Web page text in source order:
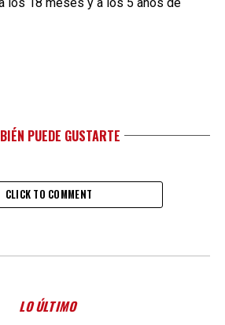
PUEDE GUSTARTE
CLICK TO COMMENT
LO ÚLTIMO